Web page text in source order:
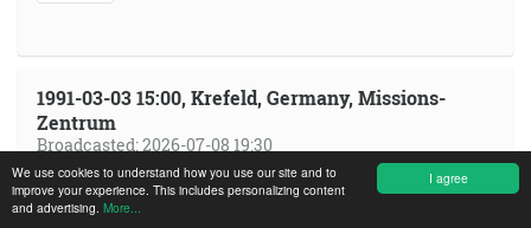
I agree
We use cookies to understand how you use our site and to
improve your experience. This includes personalizing content
and advertising. More...
1991-03-03 15:00, Krefeld, Germany, Missions-
Zentrum
Broadcasted: 2026-07-08 19:30
ENGLISH